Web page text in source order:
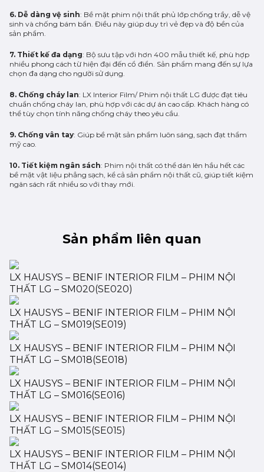
6. Dễ dàng vệ sinh: Bề mặt phim nội thất phủ lớp chống trầy, dễ vệ
sinh và chống bám bẩn. Điều này giúp duy trì vẻ đẹp và độ bền của
sản phẩm.
7. Thiết kế đa dạng: Bộ sưu tập với hơn 400 mẫu thiết kế, phù hợp
nhiều phong cách từ hiện đại đến cổ điển. Sản phẩm mang đến sự lựa
chọn đa dạng cho người sử dụng.
8. Chống cháy lan: LX Interior Film/ Phim nội thất LG được đạt tiêu
chuẩn chống cháy lan, phù hợp với các dự án cao cấp. Khách hàng có
thể tùy chọn tính năng chống cháy theo yêu cầu.
9. Chống vân tay: Giúp bề mặt sản phẩm luôn sáng, sạch đạt thẩm
mỹ cao.
10. Tiết kiệm ngân sách: Phim nội thất có thể dán lên hầu hết các
bề mặt vật liệu phẳng sạch, kể cả sản phẩm nội thất cũ, giúp tiết kiệm
ngân sách rất nhiều so với thay mới.
Sản phẩm liên quan
LX HAUSYS – BENIF INTERIOR FILM – PHIM NỘI
THẤT LG – SM020(SE020)
LX HAUSYS – BENIF INTERIOR FILM – PHIM NỘI
THẤT LG – SM019(SE019)
LX HAUSYS – BENIF INTERIOR FILM – PHIM NỘI
THẤT LG – SM018(SE018)
LX HAUSYS – BENIF INTERIOR FILM – PHIM NỘI
THẤT LG – SM016(SE016)
LX HAUSYS – BENIF INTERIOR FILM – PHIM NỘI
THẤT LG – SM015(SE015)
LX HAUSYS – BENIF INTERIOR FILM – PHIM NỘI
THẤT LG – SM014(SE014)